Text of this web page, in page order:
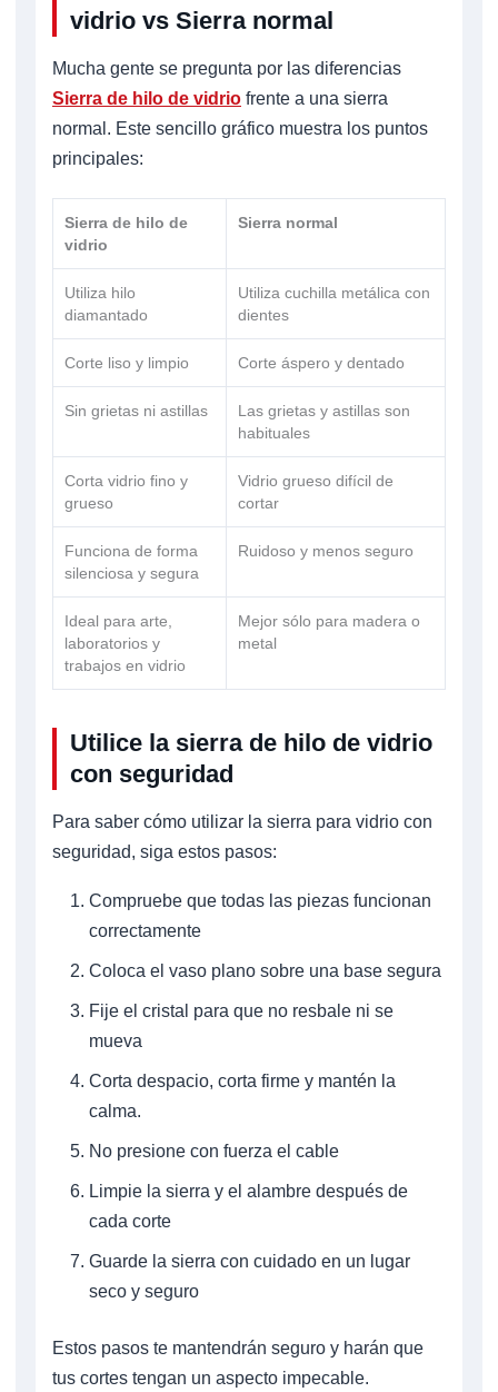
vidrio vs Sierra normal
Mucha gente se pregunta por las diferencias
Sierra de hilo de vidrio frente a una sierra
normal. Este sencillo gráfico muestra los puntos
principales:
Sierra de hilo de
vidrio
Sierra normal
Utiliza hilo
diamantado
Utiliza cuchilla metálica con
dientes
Corte liso y limpio Corte áspero y dentado
Sin grietas ni astillas
Las grietas y astillas son
habituales
Corta vidrio fino y
grueso
Vidrio grueso difícil de
cortar
Funciona de forma
silenciosa y segura
Ruidoso y menos seguro
Ideal para arte,
laboratorios y
trabajos en vidrio
Mejor sólo para madera o
metal
Utilice la sierra de hilo de vidrio
con seguridad
Para saber cómo utilizar la sierra para vidrio con
seguridad, siga estos pasos:
Compruebe que todas las piezas funcionan
correctamente
Coloca el vaso plano sobre una base segura
Fije el cristal para que no resbale ni se
mueva
Corta despacio, corta firme y mantén la
calma.
No presione con fuerza el cable
Limpie la sierra y el alambre después de
cada corte
Guarde la sierra con cuidado en un lugar
seco y seguro
Estos pasos te mantendrán seguro y harán que
tus cortes tengan un aspecto impecable.